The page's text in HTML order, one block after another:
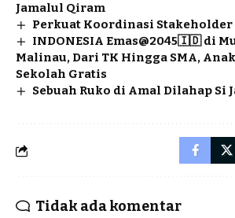
Jamalul Qiram
Perkuat Koordinasi Stakeholder
INDONESIA Emas@2045🇮🇩 di
Malinau, Dari TK Hingga SMA,
Sekolah Gratis
Sebuah Ruko di Amal Dilahap Si
Tidak ada komentar